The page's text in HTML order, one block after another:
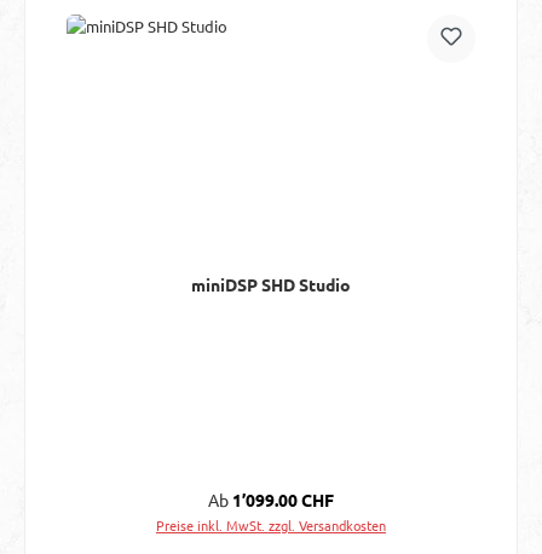
miniDSP SHD Studio
Regulärer Preis:
Ab 1’099.00 CHF
Preise inkl. MwSt. zzgl. Versandkosten